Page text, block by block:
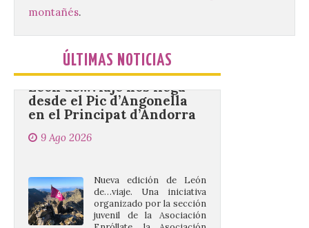
montañés.
ÚLTIMAS NOTICIAS
La vigésima fotografía de
León de…viaje nos llega
desde el Pic d’Angonella
en el Principat d’Andorra
9 Ago 2026
organizado por la sección
juvenil de la Asociación
Enróllate, la Asociación
Conceyu País Llionés y el Diario de
Turismo, Ocio e Información para